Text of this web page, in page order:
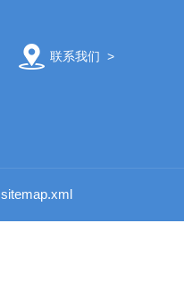
联系我们 >
sitemap.xml